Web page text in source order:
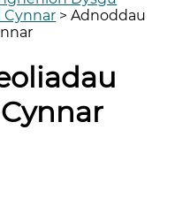
Cynnar >Adnoddau